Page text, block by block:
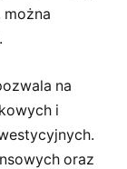
można
na
i
oraz